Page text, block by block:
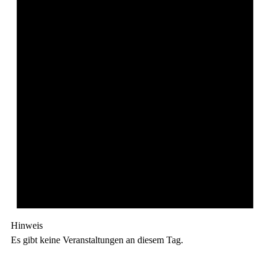
Hinweis
Es gibt keine Veranstaltungen an diesem Tag.